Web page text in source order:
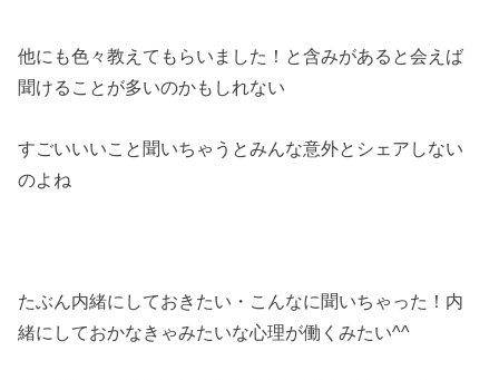
他にも色々教えてもらいました！と含みがあると会えば
聞けることが多いのかもしれない
すごいいいこと聞いちゃうとみんな意外とシェアしない
のよね
たぶん内緒にしておきたい・こんなに聞いちゃった！内
緒にしておかなきゃみたいな心理が働くみたい^^